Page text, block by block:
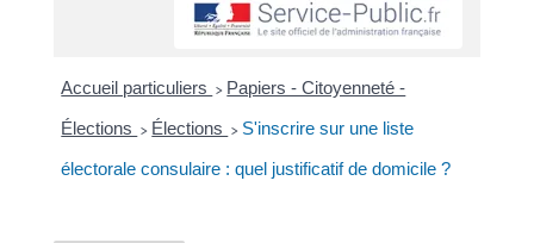
Accueil particuliers > Papiers - Citoyenneté -
Élections > Élections > S'inscrire sur une liste
électorale consulaire : quel justificatif de domicile ?